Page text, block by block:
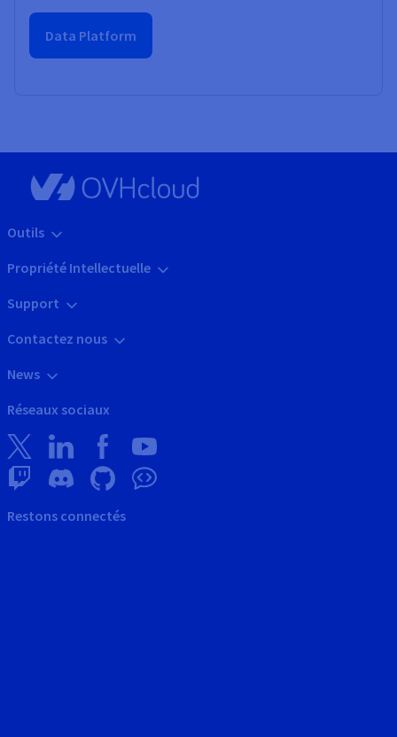
Data Platform
Outils
Propriété Intellectuelle
Support
Contactez nous
News
Réseaux sociaux
Restons connectés